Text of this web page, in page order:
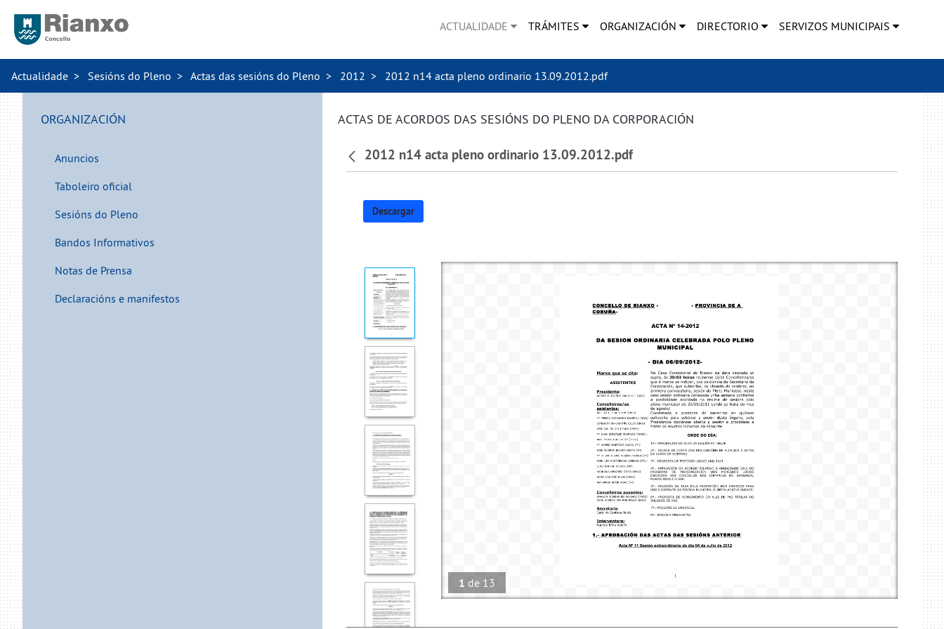
ACTUALIDADE TRÁMITES ORGANIZACIÓN DIRECTORIO SERVIZOS MUNICIPAIS
Actualidade Sesións do Pleno Actas das sesións do Pleno 2012 2012 n14 acta pleno ordinario 13.09.2012.pdf
ORGANIZACIÓN
Anuncios
Taboleiro oficial
Sesións do Pleno
Bandos Informativos
Notas de Prensa
Declaracións e manifestos
ACTAS DE ACORDOS DAS SESIÓNS DO PLENO DA CORPORACIÓN
2012 n14 acta pleno ordinario 13.09.2012.pdf
Descargar
1 de 13